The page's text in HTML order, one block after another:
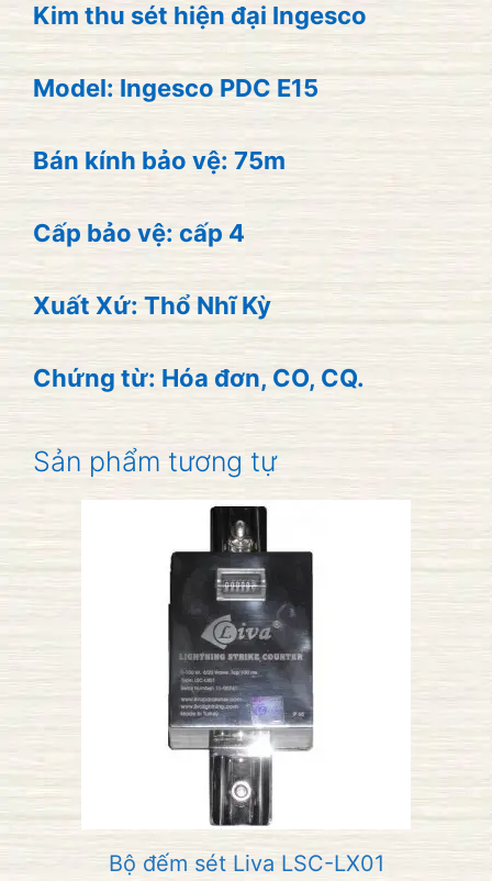
Kim thu sét hiện đại Ingesco
Model: Ingesco PDC E15
Bán kính bảo vệ: 75m
Cấp bảo vệ: cấp 4
Xuất Xứ: Thổ Nhĩ Kỳ
Chứng từ: Hóa đơn, CO, CQ.
Sản phẩm tương tự
Bộ đếm sét Liva LSC-LX01